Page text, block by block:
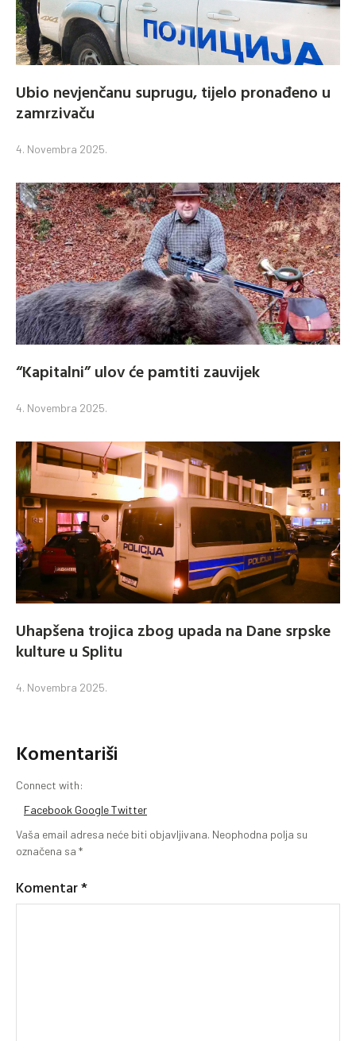
Ubio nevjenčanu suprugu, tijelo pronađeno u
zamrzivaču
4. Novembra 2025.
“Kapitalni” ulov će pamtiti zauvijek
4. Novembra 2025.
Uhapšena trojica zbog upada na Dane srpske
kulture u Splitu
4. Novembra 2025.
Komentariši
Connect with:
Facebook GoogleTwitter
Vaša email adresa neće biti objavljivana. Neophodna polja su
označena sa *
Komentar*